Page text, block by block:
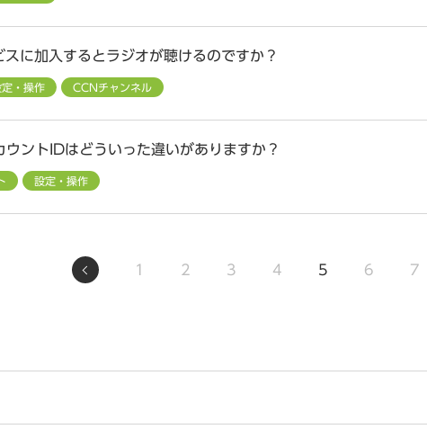
スに加入するとラジオが聴けるのですか？
定・操作 CCNチャンネル
ウントIDはどういった違いがありますか？
設定・操作
1 2 3 4 5 6 7